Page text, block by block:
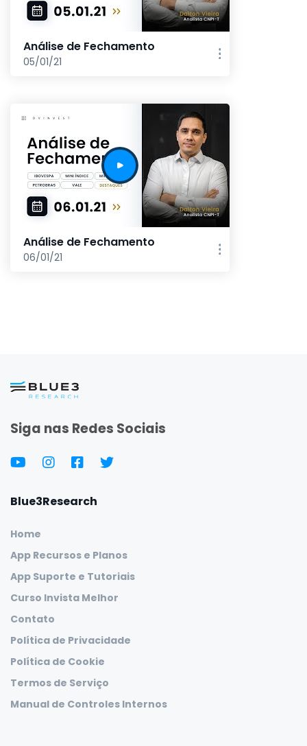
Análise de Fechamento
05/01/21
Análise de Fechamento
06/01/21
Siga nas Redes Sociais
Blue3Research
Home
App Recursos e Planos
App Suporte e Tutoriais
Curso Invista Melhor
Contato
Política de Privacidade
Política de Cookie
Termos de Serviço
Manual de Controles Internos